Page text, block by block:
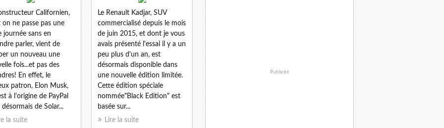
Californien,
ne passe pas une
journée sans en
parler, vient de
un nouveau une
fois...et pas des
En effet, le
patron, Elon Musk,
à l'origine de PayPal
désormais de Solar...
la suite
Le Renault Kadjar, SUV
commercialisé depuis le mois
de juin 2015, et dont je vous
avais présenté l'essai il y a un
peu plus d'un an, est
désormais disponible dans
une nouvelle édition limitée.
Cette édition spéciale
nommée"Black Edition" est
basée sur...
Lire la suite
Publicité